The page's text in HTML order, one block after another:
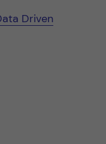
Driven